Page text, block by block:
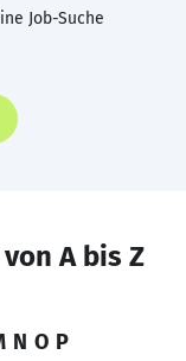
Job-Suche
A bis Z
N O P